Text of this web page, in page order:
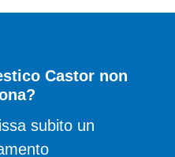
Castor non
subito un